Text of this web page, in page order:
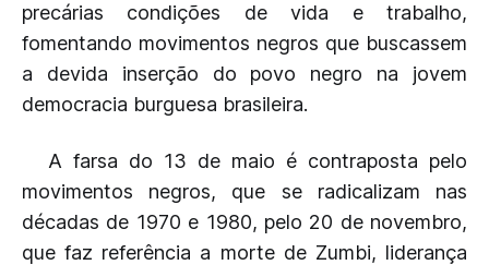
precárias condições de vida e trabalho,
fomentando movimentos negros que buscassem
a devida inserção do povo negro na jovem
democracia burguesa brasileira.
A farsa do 13 de maio é contraposta pelo
movimentos negros, que se radicalizam nas
décadas de 1970 e 1980, pelo 20 de novembro,
que faz referência a morte de Zumbi, liderança